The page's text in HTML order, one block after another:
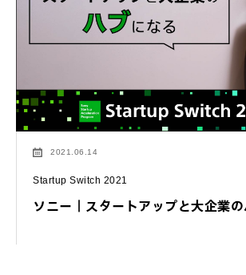
2021.06.14
Startup Switch 2021
ソニー｜スタートアップと大企業